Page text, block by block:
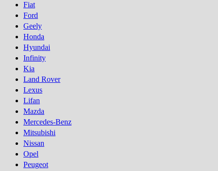
Fiat
Ford
Geely
Honda
Hyundai
Infinity
Kia
Land Rover
Lexus
Lifan
Mazda
Mercedes-Benz
Mitsubishi
Nissan
Opel
Peugeot